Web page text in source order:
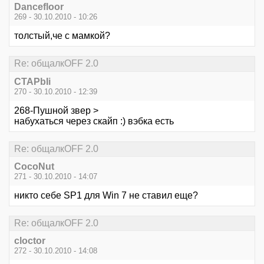
Dancefloor
269 - 30.10.2010 - 10:26
толстый,че с мамкой?
Re: общалкOFF 2.0
CTAPbIi
270 - 30.10.2010 - 12:39
268-Пушной звер >
набухаться через скайп :) вэбка есть
Re: общалкOFF 2.0
CocoNut
271 - 30.10.2010 - 14:07
никто себе SP1 для Win 7 не ставил еще?
Re: общалкOFF 2.0
cloctor
272 - 30.10.2010 - 14:08